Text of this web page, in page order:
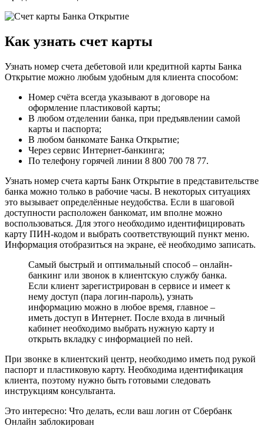
Как узнать счет карты
Узнать номер счета дебетовой или кредитной карты Банка
Открытие можно любым удобным для клиента способом:
Номер счёта всегда указывают в договоре на
оформление пластиковой карты;
В любом отделении банка, при предъявлении самой
карты и паспорта;
В любом банкомате Банка Открытие;
Через сервис Интернет-банкинга;
По телефону горячей линии 8 800 700 78 77.
Узнать номер счета карты Банк Открытие в представительстве
банка можно только в рабочие часы. В некоторых ситуациях
это вызывает определённые неудобства. Если в шаговой
доступности расположен банкомат, им вполне можно
воспользоваться. Для этого необходимо идентифицировать
карту ПИН-кодом и выбрать соответствующий пункт меню.
Информация отобразиться на экране, её необходимо записать.
Самый быстрый и оптимальный способ – онлайн-
банкинг или звонок в клиентскую службу банка.
Если клиент зарегистрирован в сервисе и имеет к
нему доступ (пара логин-пароль), узнать
информацию можно в любое время, главное –
иметь доступ в Интернет. После входа в личный
кабинет необходимо выбрать нужную карту и
открыть вкладку с информацией по ней.
При звонке в клиентский центр, необходимо иметь под рукой
паспорт и пластиковую карту. Необходима идентификация
клиента, поэтому нужно быть готовыми следовать
инструкциям консультанта.
Это интересно: Что делать, если ваш логин от Сбербанк
Онлайн заблокирован